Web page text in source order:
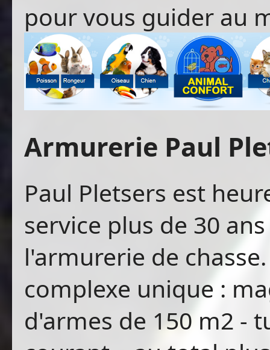
pour vous guider au
Armurerie Paul
Paul Pletsers est
service plus de 30
l'armurerie de
complexe unique :
d'armes de 150 m2 -